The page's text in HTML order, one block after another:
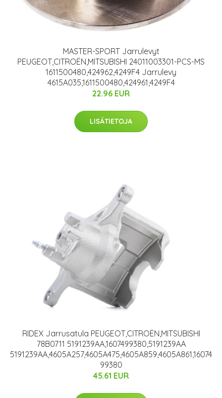
MASTER-SPORT Jarrulevyt
PEUGEOT,CITROËN,MITSUBISHI 24011003301-PCS-MS
1611500480,424962,4249F4 Jarrulevy
4615A035,1611500480,424961,4249F4
22.96 EUR
LISÄTIETOJA
RIDEX Jarrusatula PEUGEOT,CITROËN,MITSUBISHI
78B0711 5191239AA,1607499380,5191239AA
5191239AA,4605A257,4605A475,4605A859,4605A861,16074
99380
45.61 EUR